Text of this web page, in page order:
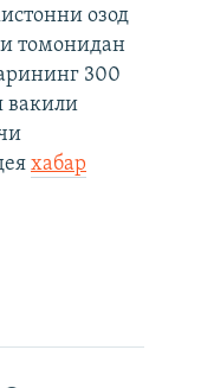
озод
томонидан
300
вакили
хабар